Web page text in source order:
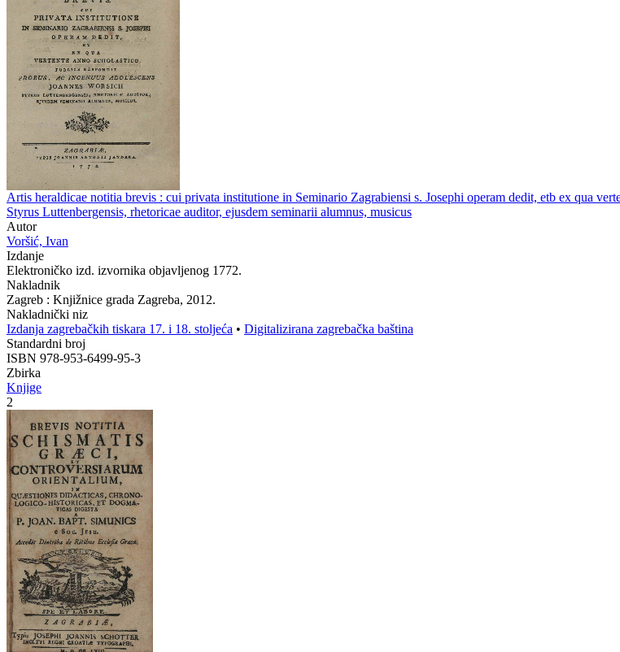
Artis heraldicae notitia brevis : cui privata institutione in Seminario Zagrabiensi s. Josephi operam dedit, etb ex qua
Styrus Luttenbergensis, rhetoricae auditor, ejusdem seminarii alumnus, musicus
Autor
Voršić, Ivan
Izdanje
Elektroničko izd. izvornika objavljenog 1772.
Nakladnik
Zagreb : Knjižnice grada Zagreba, 2012.
Nakladnički niz
Izdanja zagrebačkih tiskara 17. i 18. stoljeća • Digitalizirana zagrebačka baština
Standardni broj
ISBN 978-953-6499-95-3
Zbirka
Knjige
2